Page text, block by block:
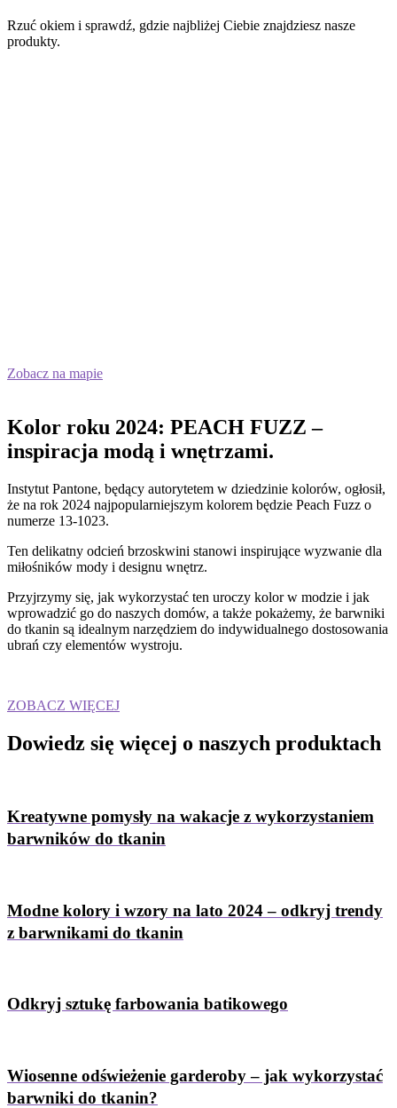
Rzuć okiem i sprawdź, gdzie najbliżej Ciebie znajdziesz nasze
produkty.
Zobacz na mapie
Kolor roku 2024: PEACH FUZZ –
inspiracja modą i wnętrzami.
Instytut Pantone, będący autorytetem w dziedzinie kolorów, ogłosił,
że na rok 2024 najpopularniejszym kolorem będzie Peach Fuzz o
numerze 13-1023.
Ten delikatny odcień brzoskwini stanowi inspirujące wyzwanie dla
miłośników mody i designu wnętrz.
Przyjrzymy się, jak wykorzystać ten uroczy kolor w modzie i jak
wprowadzić go do naszych domów, a także pokażemy, że barwniki
do tkanin są idealnym narzędziem do indywidualnego dostosowania
ubrań czy elementów wystroju.
ZOBACZ WIĘCEJ
Dowiedz się więcej o naszych produktach
Kreatywne pomysły na wakacje z wykorzystaniem
barwników do tkanin
Modne kolory i wzory na lato 2024 – odkryj trendy
z barwnikami do tkanin
Odkryj sztukę farbowania batikowego
Wiosenne odświeżenie garderoby – jak wykorzystać
barwniki do tkanin?